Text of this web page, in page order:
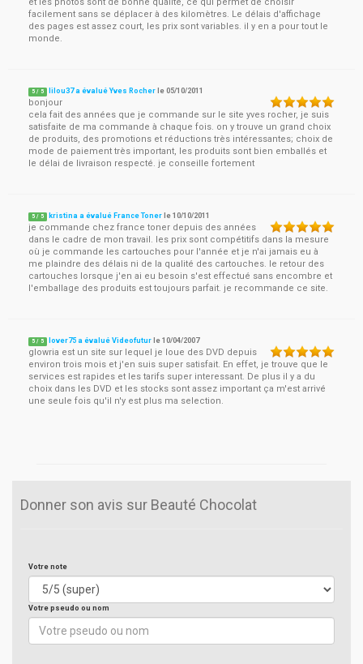
facilement sans se déplacer à des kilomètres. Le délais d'affichage
des pages est assez court, les prix sont variables. il y en a pour tout le
monde.
5 / 5 lilou37 a évalué Yves Rocher le05/10/2011
bonjour
cela fait des années que je commande sur le site yves rocher, je suis
satisfaite de ma commande à chaque fois. on y trouve un grand choix
de produits, des promotions et réductions très intéressantes; choix de
mode de paiement très important, les produits sont bien emballés et
le délai de livraison respecté. je conseille fortement
5 / 5 kristina a évalué France Toner le10/10/2011
je commande chez france toner depuis des années
dans le cadre de mon travail. les prix sont compétitifs dans la mesure
où je commande les cartouches pour l'année et je n'ai jamais eu à
me plaindre des délais ni de la qualité des cartouches. le retour des
cartouches lorsque j'en ai eu besoin s'est effectué sans encombre et
l'emballage des produits est toujours parfait. je recommande ce site.
5 / 5 lover75 a évalué Videofutur le10/04/2007
glowria est un site sur lequel je loue des DVD depuis
environ trois mois et j'en suis super satisfait. En effet, je trouve que le
services est rapides et les tarifs super interessant. De plus il y a du
choix dans les DVD et les stocks sont assez important ça m'est arrivé
une seule fois qu'il n'y est plus ma selection.
Donner son avis sur Beauté Chocolat
Votre note
Votre pseudo ou nom